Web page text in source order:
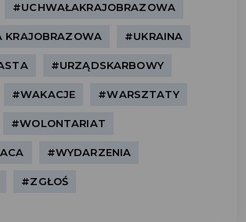
#UCHWAŁAKRAJOBRAZOWA
KRAJOBRAZOWA #UKRAINA
#URZĄDSKARBOWY
#WAKACJE #WARSZTATY
#WOLONTARIAT
#WYDARZENIA
#ZGŁOŚ